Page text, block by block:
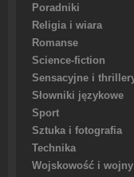
Poradniki
Religia i wiara
Romanse
Science-fiction
Sensacyjne i
Słowniki językowe
Sport
Sztuka i fotografia
Technika
Wojskowość i wojny